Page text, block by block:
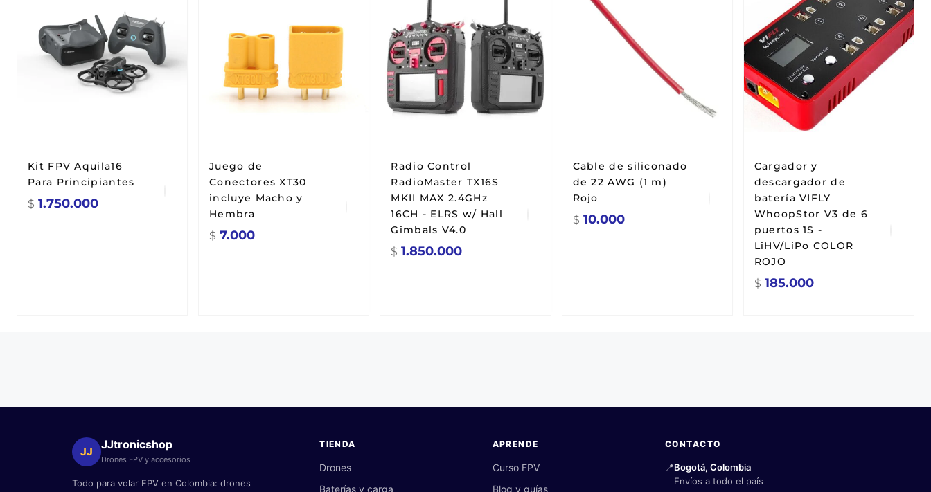
Kit FPV Aquila16
Para Principiantes
$ 1.750.000
Juego de
Conectores XT30
incluye Macho y
Hembra
$ 7.000
Radio Control
RadioMaster TX16S
MKII MAX 2.4GHz
16CH - ELRS w/ Hall
Gimbals V4.0
$ 1.850.000
Cable de siliconado
de 22 AWG (1 m)
Rojo
$ 10.000
Cargador y
descargador de
batería VIFLY
WhoopStor V3 de 6
puertos 1S -
LiHV/LiPo COLOR
ROJO
$ 185.000
JJ
JJtronicshop
Drones FPV y accesorios
Todo para volar FPV en Colombia: drones
TIENDA
Drones
Baterías y carga
APRENDE
Curso FPV
Blog y guías
CONTACTO
📍Bogotá, Colombia
Envíos a todo el país